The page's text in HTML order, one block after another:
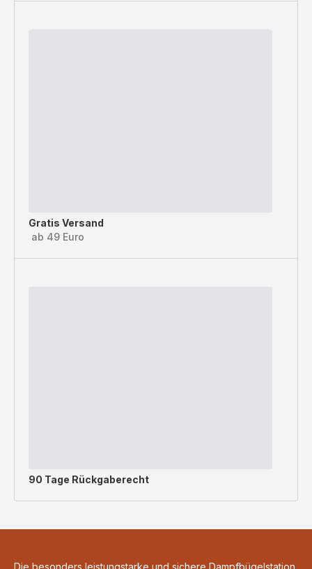
Gratis Versand
ab 49 Euro
90 Tage Rückgaberecht
Die besonders leistungstarke und sichere Dampfbügelstation